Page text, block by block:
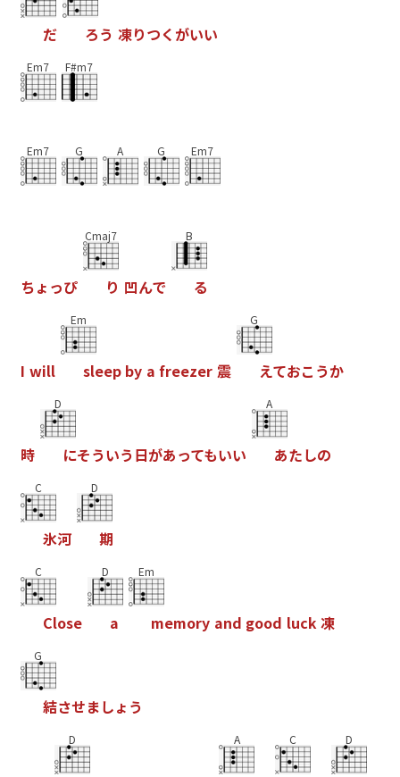
だ ろう 凍りつく がいい
Em7 F#m7
Em7 G A G Em7
ちょ っぴ
Cmaj7
り 凹んで
B
る
I will
Em
sleep by a freezer 震
G
えておこ うか
時
D
にそういう 日があってもいい
A
あたしの
C
氷河
D
期
C
Close
D
a
Em
memory and good luck凍
G
結させましょ う
D A C D